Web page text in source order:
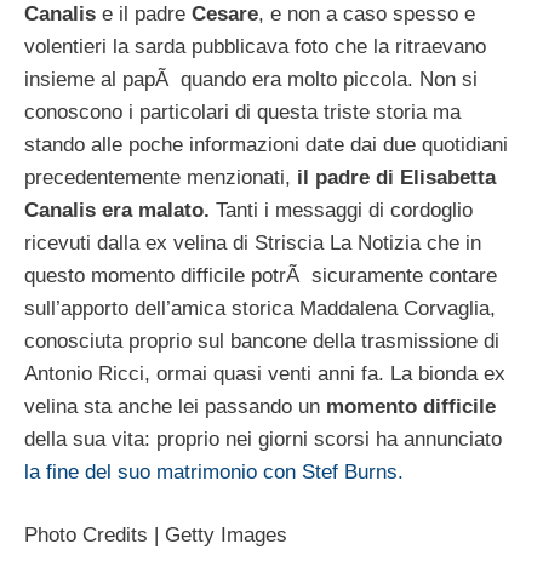
Canalis e il padre Cesare, e non a caso spesso e
volentieri la sarda pubblicava foto che la ritraevano
insieme al papÃ quando era molto piccola. Non si
conoscono i particolari di questa triste storia ma
stando alle poche informazioni date dai due quotidiani
precedentemente menzionati, il padre di Elisabetta
Canalis era malato. Tanti i messaggi di cordoglio
ricevuti dalla ex velina di Striscia La Notizia che in
questo momento difficile potrÃ sicuramente contare
sull’apporto dell’amica storica Maddalena Corvaglia,
conosciuta proprio sul bancone della trasmissione di
Antonio Ricci, ormai quasi venti anni fa. La bionda ex
velina sta anche lei passando un momento difficile
della sua vita: proprio nei giorni scorsi ha annunciato
la fine del suo matrimonio con Stef Burns.
Photo Credits | Getty Images